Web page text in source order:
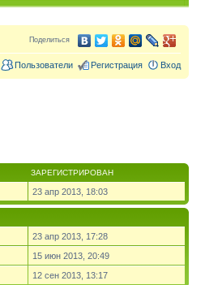
Поделиться
Пользователи Регистрация Вход
ЗАРЕГИСТРИРОВАН
23 апр 2013, 18:03
23 апр 2013, 17:28
15 июн 2013, 20:49
12 сен 2013, 13:17